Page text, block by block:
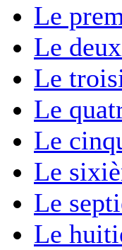
Le
Le
Le
Le
Le
Le
Le
Le